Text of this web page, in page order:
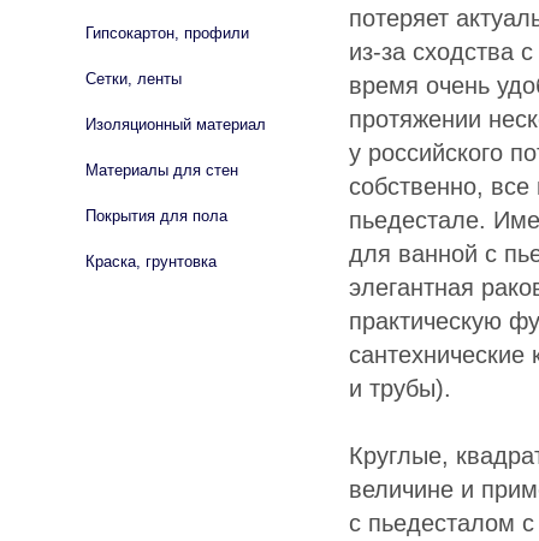
потеряет
из-за сходства
время очень
протяжении
у российского
собственно,
пьедестале.
для ванной с
элегантная
практическую
и трубы).
Круглые,
величине и
с пьедесталом
Гипсокартон, профили
Сетки, ленты
Изоляционный материал
Материалы для стен
Покрытия для пола
Краска, грунтовка